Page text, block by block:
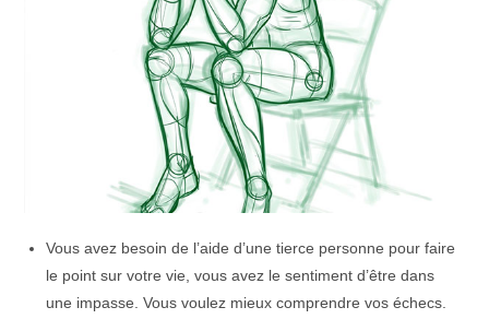
Vous avez besoin de l’aide d’une tierce personne pour faire
le point sur votre vie, vous avez le sentiment d’être dans
une impasse. Vous voulez mieux comprendre vos échecs.